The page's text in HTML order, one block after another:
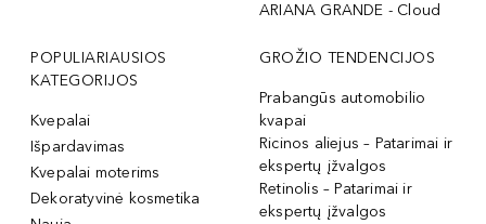
ARIANA GRANDE - Cloud
POPULIARIAUSIOS
KATEGORIJOS
Kvepalai
Išpardavimas
Kvepalai moterims
Dekoratyvinė kosmetika
GROŽIO TENDENCIJOS
Prabangūs automobilio
kvapai
Ricinos aliejus – Patarimai ir
ekspertų įžvalgos
Retinolis – Patarimai ir
ekspertų įžvalgos